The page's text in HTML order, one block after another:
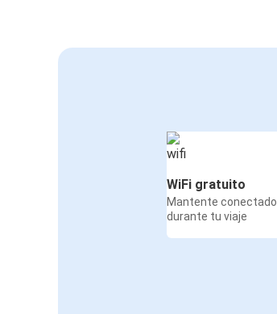
WiFi gratuito
Mantente conectado
durante tu viaje